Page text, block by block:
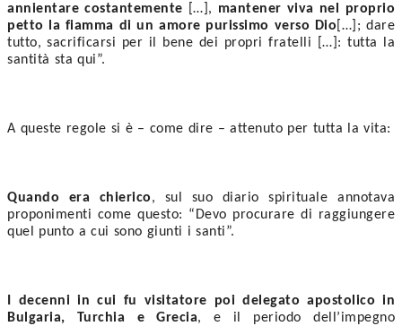
annientare costantemente […], mantener viva nel proprio
petto la fiamma di un amore purissimo verso Dio […]; dare
tutto, sacrificarsi per il bene dei propri fratelli […]: tutta la
santità sta qui”.
Quando era chierico, sul suo diario spirituale annotava
proponimenti come questo: “Devo procurare di raggiungere
quel punto a cui sono giunti i santi”.
I decenni in cui fu visitatore poi delegato apostolico in
Bulgaria, Turchia e Grecia, e il periodo dell’impegno